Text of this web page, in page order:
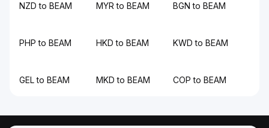
NZD to BEAM MYR to BEAM BGN to BEAM
PHP to BEAM HKD to BEAM KWD to BEAM
GEL to BEAM MKD to BEAM COP to BEAM